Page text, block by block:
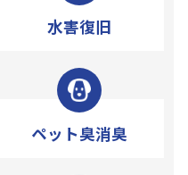
水害復旧
ペット臭消臭